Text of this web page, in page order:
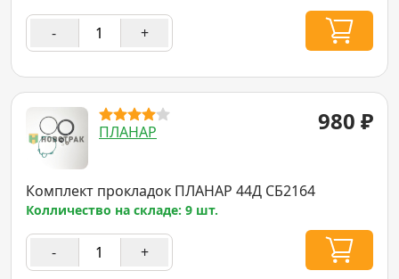
- +
ПЛАНАР 980 ₽
Комплект прокладок ПЛАНАР 44Д СБ2164
Колличество на складе: 9 шт.
- +